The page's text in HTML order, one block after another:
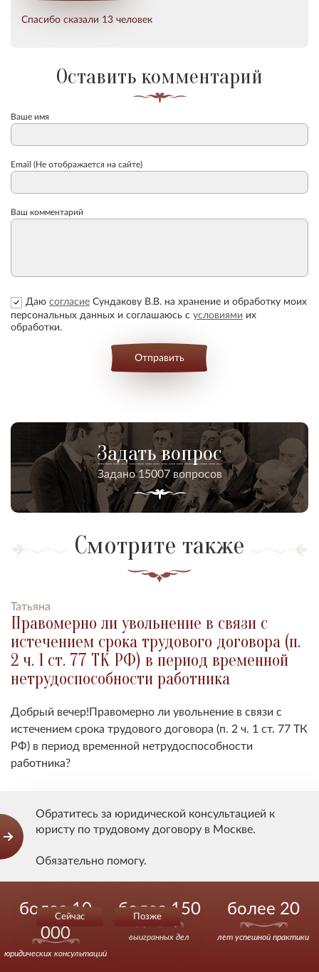
Спасибо сказали 13 человек
Оставить комментарий
Ваше имя
Email (Не отображается на сайте)
Ваш комментарий
Даю согласие Сундакову В.В. на хранение и обработку моих
персональных данных и соглашаюсь с условиями их
обработки.
Отправить
Задать вопрос
Задано 15007 вопросов
Смотрите также
Татьяна
Правомерно ли увольнение в связи с
истечением срока трудового договора (п.
2 ч. 1 ст. 77 ТК РФ) в период временной
нетрудоспособности работника
Добрый вечер!Правомерно ли увольнение в связи с
истечением срока трудового договора (п. 2 ч. 1 ст. 77 ТК
РФ) в период временной нетрудоспособности
работника?
Показать ответ
Правомерно ли увольнение работника,
исполняющего обязанности по
должности, если истечение срока
Обратитесь за юридической консультацией к
юристу по трудовому договору в Москве.
Обязательно помогу.
Сейчас Позже
более 10
000
юридических консультаций
более 150
выигранных дел
более 20
лет успешной практики